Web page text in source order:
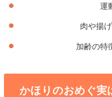
運
肉や揚
加齢の特
かほりのおめぐ実